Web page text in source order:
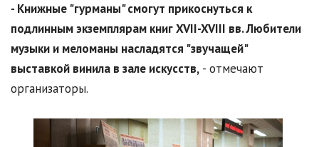
- Книжные "гурманы" смогут прикоснуться к
подлинным экземплярам книг XVII-XVIII вв. Любители
музыки и меломаны насладятся "звучащей"
выставкой винила в зале искусств, - отмечают
организаторы.